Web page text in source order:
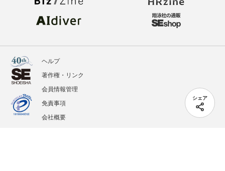
シェア
ヘルプ
著作権・リンク
会員情報管理
免責事項
会社概要